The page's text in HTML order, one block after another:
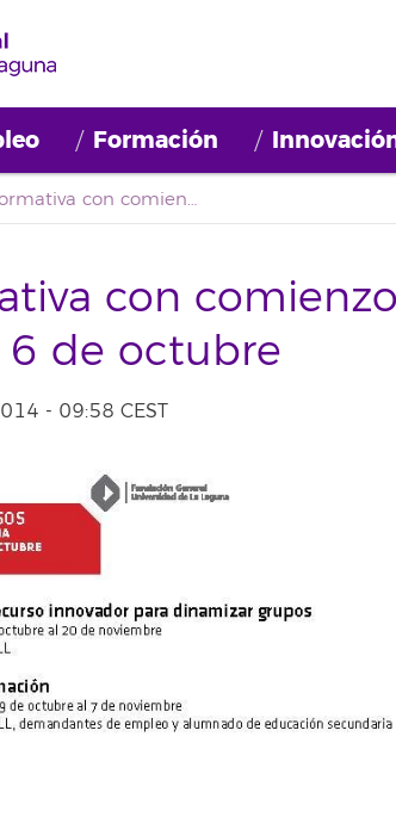
Formación
Oferta formativa con comienzo en la semana del 6 de octubre
con
de octubre
- 09:58 CEST